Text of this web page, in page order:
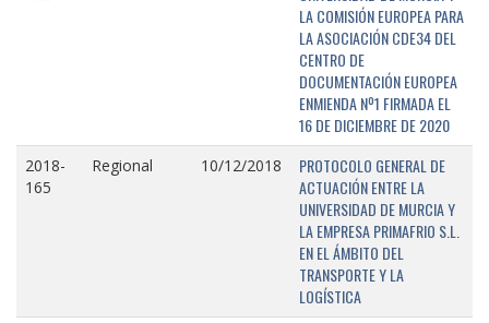
LA COMISIÓN EUROPEA PARA
LA ASOCIACIÓN CDE34 DEL
CENTRO DE
DOCUMENTACIÓN EUROPEA
ENMIENDA Nº1 FIRMADA EL
16 DE DICIEMBRE DE 2020
2018-
165
Regional 10/12/2018
PROTOCOLO GENERAL DE
ACTUACIÓN ENTRE LA
UNIVERSIDAD DE MURCIA Y
LA EMPRESA PRIMAFRIO S.L.
EN EL ÁMBITO DEL
TRANSPORTE Y LA
LOGÍSTICA